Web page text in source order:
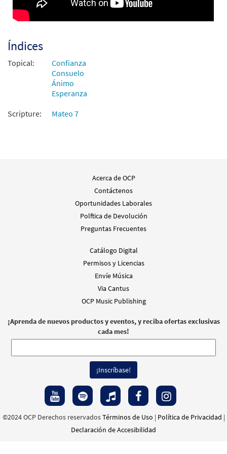
Pide, Busca, Llama [Partitura Coral/Sólo
Voces PDF]
30152073
Agregar al carrito
Índices
Topical:
Confianza
Consuelo
Ánimo
Esperanza
Scripture:
Mateo 7
Acerca de OCP
Contáctenos
Oportunidades Laborales
Polftica de Devolución
Preguntas Frecuentes
Catálogo Digital
Permisos y Licencias
Envíe Música
Via Cantus
OCP Music Publishing
¡Aprenda de nuevos productos y eventos, y reciba ofertas exclusivas
cada mes!
©2024 OCP Derechos reservadosTérminos de Uso | Política de Privacidad |
Declaración de Accesibilidad